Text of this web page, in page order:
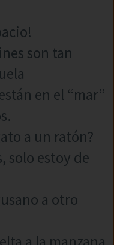
son tan
en el “mar”
a un ratón?
solo estoy de
a otro